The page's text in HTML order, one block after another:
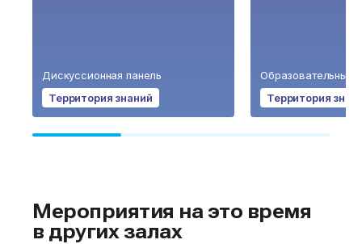
Дискуссионная панель
Территория знаний
Образовательный
Территория
Мероприятия на это время
в других залах